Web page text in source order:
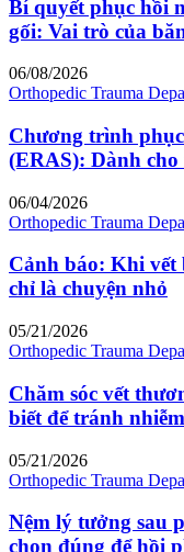
Bí quyết phục hồi
gối: Vai trò của
06/08/2026
Orthopedic Trauma
Chương trình
(ERAS): Dành
06/04/2026
Orthopedic Trauma
Cảnh báo: Khi
chỉ là chuyện nhỏ
05/21/2026
Orthopedic Trauma
Chăm sóc vết
biết để tránh
05/21/2026
Orthopedic Trauma
Nệm lý tưởng sau
chọn đúng để hồi